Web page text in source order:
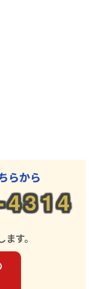
らから
す。